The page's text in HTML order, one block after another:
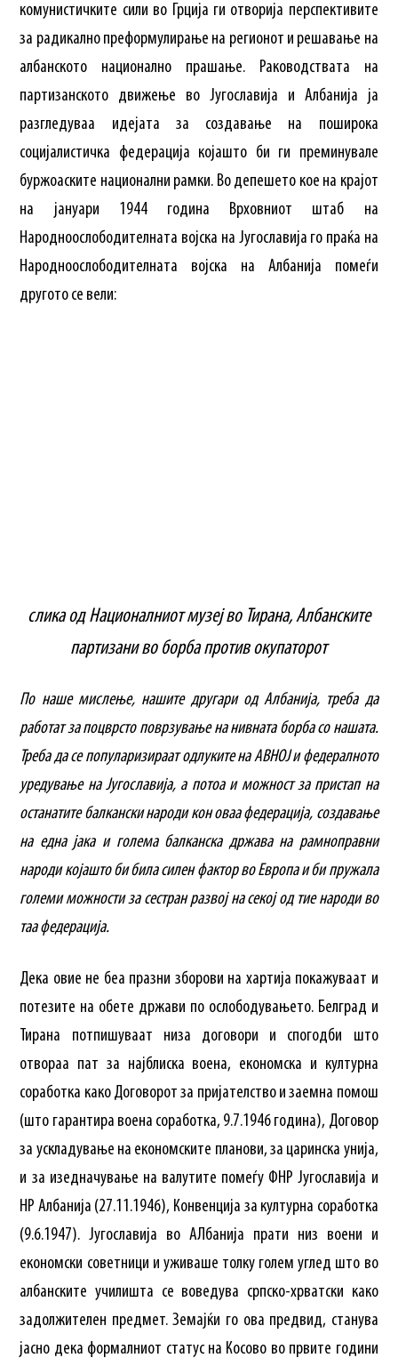
комунистичките сили во Грција ги отворија перспективите
за радикално преформулирање на регионот и решавање на
албанското национално прашање. Раководствата на
партизанското движење во Југославија и Албанија ја
разгледуваа идејата за создавање на поширока
социјалистичка федерација којашто би ги преминувале
буржоаските национални рамки. Во депешето кое на крајот
на јануари 1944 година Врховниот штаб на
Народноослободителната војска на Југославија го праќа на
Народноослободителната војска на Албанија помеѓи
другото се вели:
слика од Националниот музеј во Тирана, Албанските
партизани во борба против окупаторот
По наше мислење, нашите другари од Албанија, треба да
работат за поцврсто поврзување на нивната борба со нашата.
Треба да се популаризираат одлуките на АВНОЈ и федералното
уредување на Југославија, а потоа и можност за пристап на
останатите балкански народи кон оваа федерација, создавање
на една јака и голема балканска држава на рамноправни
народи којашто би била силен фактор во Европа и би пружала
големи можности за сестран развој на секој од тие народи во
таа федерација.
Дека овие не беа празни зборови на хартија покажуваат и
потезите на обете држави по ослободувањето. Белград и
Тирана потпишуваат низа договори и спогодби што
отвораа пат за најблиска воена, економска и културна
соработка како Договорот за пријателство и заемна помош
(што гарантира воена соработка, 9.7.1946 година), Договор
за ускладување на економските планови, за царинска унија,
и за изедначување на валутите помеѓу ФНР Југославија и
НР Албанија (27.11.1946), Конвенција за културна соработка
(9.6.1947). Југославија во АЛбанија прати низ воени и
економски советници и уживаше толку голем углед што во
албанските училишта се воведува српско-хрватски како
задолжителен предмет. Земајќи го ова предвид, станува
јасно дека формалниот статус на Косово во првите години